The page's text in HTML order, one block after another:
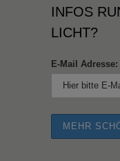
NFOS
ICHT?
E-Mail Adresse: